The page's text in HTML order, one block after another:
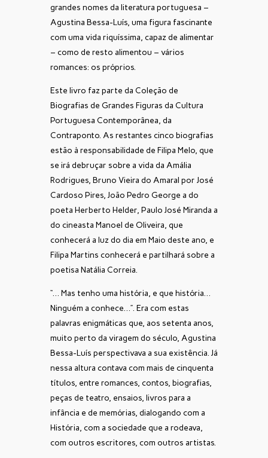
grandes nomes da literatura portuguesa –
Agustina Bessa-Luís, uma figura fascinante
com uma vida riquíssima, capaz de alimentar
– como de resto alimentou – vários
romances: os próprios.
Este livro faz parte da Coleção de
Biografias de Grandes Figuras da Cultura
Portuguesa Contemporânea, da
Contraponto. As restantes cinco biografias
estão à responsabilidade de Filipa Melo, que
se irá debruçar sobre a vida da Amália
Rodrigues, Bruno Vieira do Amaral por José
Cardoso Pires, João Pedro George a do
poeta Herberto Helder, Paulo José Miranda a
do cineasta Manoel de Oliveira, que
conhecerá a luz do dia em Maio deste ano, e
Filipa Martins conhecerá e partilhará sobre a
poetisa Natália Correia.
“… Mas tenho uma história, e que história…
Ninguém a conhece…”. Era com estas
palavras enigmáticas que, aos setenta anos,
muito perto da viragem do século, Agustina
Bessa-Luís perspectivava a sua existência. Já
nessa altura contava com mais de cinquenta
títulos, entre romances, contos, biografias,
peças de teatro, ensaios, livros para a
infância e de memórias, dialogando com a
História, com a sociedade que a rodeava,
com outros escritores, com outros artistas.